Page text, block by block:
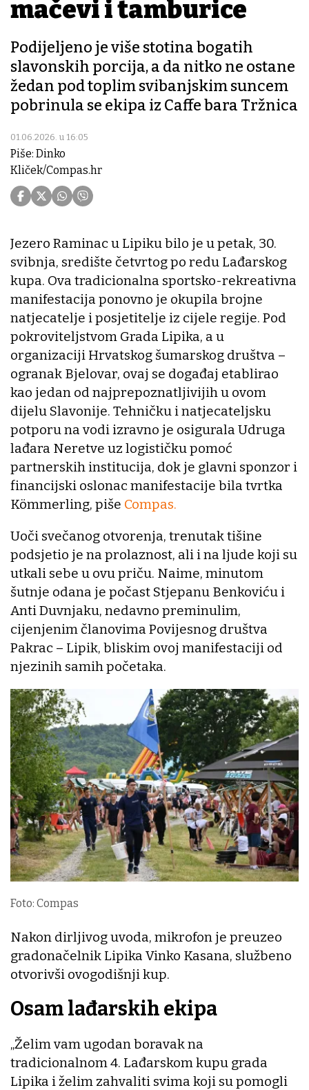
mačevi i tamburice
Podijeljeno je više stotina bogatih
slavonskih porcija, a da nitko ne ostane
žedan pod toplim svibanjskim suncem
pobrinula se ekipa iz Caffe bara Tržnica
01.06.2026. u 16:05
Piše: Dinko
Kliček/Compas.hr
Jezero Raminac u Lipiku bilo je u petak, 30.
svibnja, središte četvrtog po redu Lađarskog
kupa. Ova tradicionalna sportsko-rekreativna
manifestacija ponovno je okupila brojne
natjecatelje i posjetitelje iz cijele regije. Pod
pokroviteljstvom Grada Lipika, a u
organizaciji Hrvatskog šumarskog društva –
ogranak Bjelovar, ovaj se događaj etablirao
kao jedan od najprepoznatljivijih u ovom
dijelu Slavonije. Tehničku i natjecateljsku
potporu na vodi izravno je osigurala Udruga
lađara Neretve uz logističku pomoć
partnerskih institucija, dok je glavni sponzor i
financijski oslonac manifestacije bila tvrtka
Kömmerling, piše Compas.
Uoči svečanog otvorenja, trenutak tišine
podsjetio je na prolaznost, ali i na ljude koji su
utkali sebe u ovu priču. Naime, minutom
šutnje odana je počast Stjepanu Benkoviću i
Anti Duvnjaku, nedavno preminulim,
cijenjenim članovima Povijesnog društva
Pakrac – Lipik, bliskim ovoj manifestaciji od
njezinih samih početaka.
Foto: Compas
Nakon dirljivog uvoda, mikrofon je preuzeo
gradonačelnik Lipika Vinko Kasana, službeno
otvorivši ovogodišnji kup.
Osam lađarskih ekipa
„Želim vam ugodan boravak na
tradicionalnom 4. Lađarskom kupu grada
Lipika i želim zahvaliti svima koji su pomogli